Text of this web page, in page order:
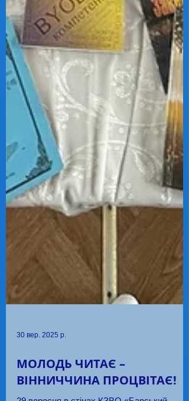
30 вер. 2025 р.